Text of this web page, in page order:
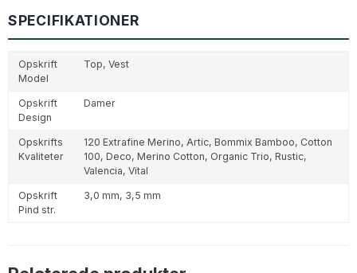
SPECIFIKATIONER
Opskrift
Model
Top,Vest
Opskrift
Design
Damer
Opskrifts
Kvaliteter
120 Extrafine Merino, Artic,Bommix Bamboo, Cotton
100,Deco,Merino Cotton, Organic Trio,Rustic,
Valencia,Vital
Opskrift
Pind str.
3,0 mm, 3,5 mm